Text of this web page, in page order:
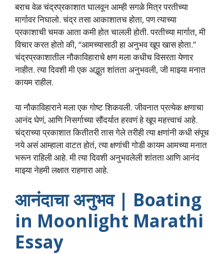
बराच वेळ चंद्रप्रकाशात घालवून आम्ही सगळे मित्र परतीच्या
मार्गावर निघालो. चंद्र तसा आकाशातच होता, पण त्याच्या
प्रकाशाची चमक आता कमी होत चालली होती. परतीच्या मार्गात, मी
विचार करत होतो की, “आमच्यासाठी हा अनुभव खूप खास होता.”
चंद्रप्रकाशातील नौकाविहाराचे क्षण मला कधीच विसरता येणार
नाहीत. त्या दिवशी मी एक अद्भुत शांतता अनुभवली, जी माझ्या मनात
कायम राहील.
या नौकाविहाराने मला एक गोष्ट शिकवली. जीवनात प्रत्येक क्षणाचा
आनंद घेणं, आणि निसर्गाच्या सौंदर्यात हरवणं हे खूप महत्त्वाचं आहे.
चंद्राच्या प्रकाशात कितीतरी तास गेले तरीही त्या क्षणांनी कधी संपूच
नये असं आम्हाला वाटत होतं, त्या क्षणांची गोडी कायम आमच्या मनात
भरून राहिली आहे. मी त्या दिवशी अनुभवलेली शांतता आणि आनंद
माझ्या नेहमी लक्षात राहणारा आहे.
आनंदाचा अनुभव | Boating
in Moonlight Marathi
Essay